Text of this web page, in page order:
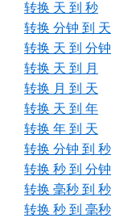
转换 天 到 秒
转换 分钟 到 天
转换 天 到 分钟
转换 天 到 月
转换 月 到 天
转换 天 到 年
转换 年 到 天
转换 分钟 到 秒
转换 秒 到 分钟
转换 毫秒 到 秒
转换 秒 到 毫秒